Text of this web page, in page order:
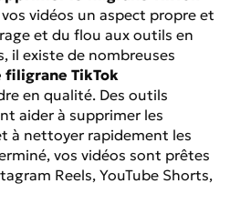
vidéos un aspect propre et
et du flou aux outils en
il existe de nombreuses
TikTok
en qualité. Des outils
aider à supprimer les
à nettoyer rapidement les
vos vidéos sont prêtes
Reels, YouTube Shorts,